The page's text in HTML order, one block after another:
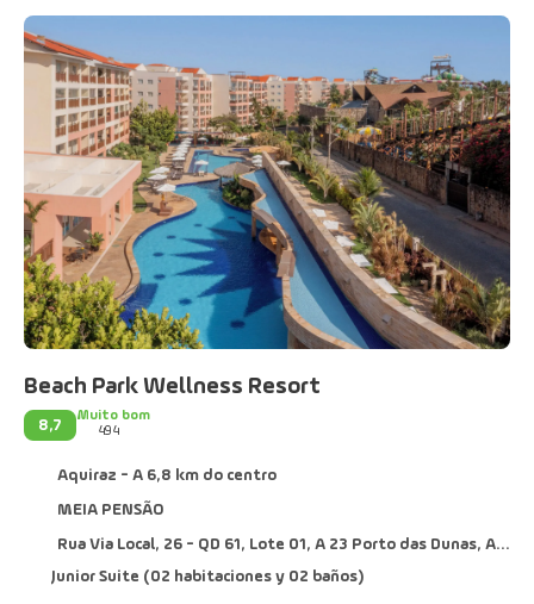
Beach Park Wellness Resort
8,7
Muito bom
494
Aquiraz - A 6,8 km do centro
MEIA PENSÃO
Rua Via Local, 26 - QD 61, Lote 01, A 23 Porto das Dunas, Aquiraz 61700-000
Junior Suite (02 habitaciones y 02 baños)